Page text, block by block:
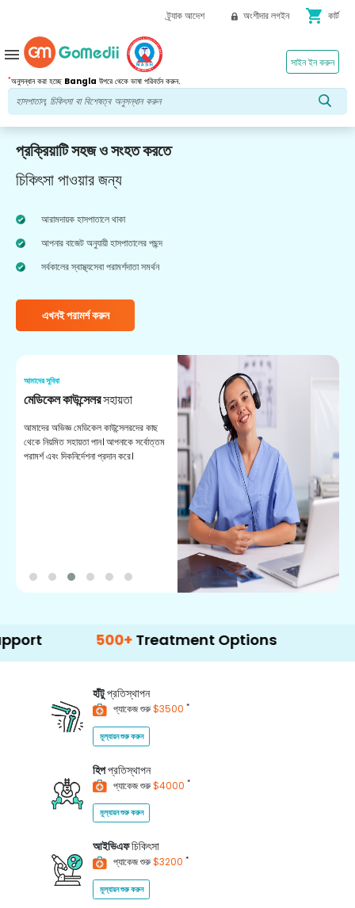
ট্র্যাক আদেশ অংশীদার লগইন shopping_cart কার্ট
*অনুসন্ধান করা হচ্ছে Bangla উপরে থেকে ভাষা পরিবর্তন করুন.
সাইন ইন করুন
menu
প্রক্রিয়াটি সহজ ও সংহত করতে
চিকিৎসা পাওয়ার জন্য
আরামদায়ক হাসপাতালে থাকা
আপনার বাজেট অনুযায়ী হাসপাতালের পছন্দ
সর্বকালের স্বাস্থ্যসেবা পরামর্শদাতা সমর্থন
এখনই পরামর্শ করুন
আমাদের সুবিধা
মেডিকেল কাউন্সেলরসহায়তা
আমাদের অভিজ্ঞ মেডিকেল কাউন্সেলরদের কাছ
থেকে নিয়মিত সহায়তা পান। আপনাকে সর্বোত্তম
পরামর্শ এবং দিকনির্দেশনা প্রদান করে।
500+ Treatment Options
হাঁটুপ্রতিস্থাপন
প্যাকেজ শুরু$3500 *
মূল্যায়ন শুরু করুন
হিপপ্রতিস্থাপন
প্যাকেজ শুরু$4000 *
মূল্যায়ন শুরু করুন
আইভিএফচিকিৎসা
প্যাকেজ শুরু$3200 *
মূল্যায়ন শুরু করুন